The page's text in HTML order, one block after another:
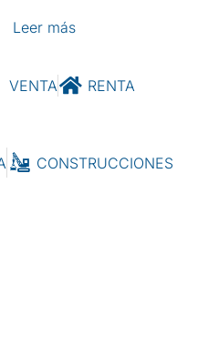
Leer más
VENTA RENTA
CONSTRUCCIONES